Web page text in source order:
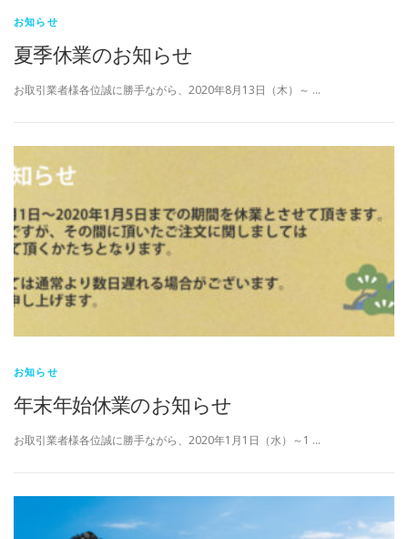
お知らせ
夏季休業のお知らせ
お取引業者様各位誠に勝手ながら、2020年8月13日（木）～ …
お知らせ
年末年始休業のお知らせ
お取引業者様各位誠に勝手ながら、2020年1月1日（水）～1 …